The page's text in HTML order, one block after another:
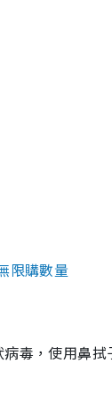
限購數量
毒，使用鼻拭